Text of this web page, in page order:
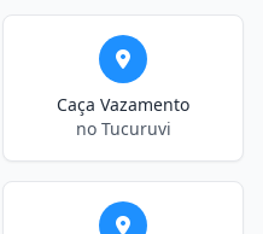
Caça Vazamento
no Tucuruvi